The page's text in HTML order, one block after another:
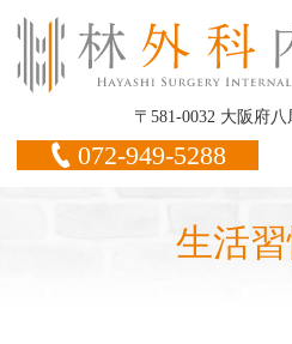
〒581-0032 大阪府
072-949-5288
生活